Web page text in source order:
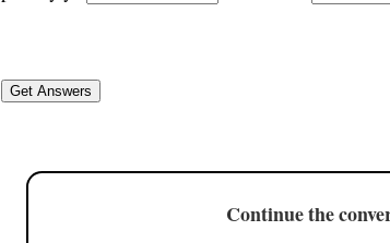
Continue the